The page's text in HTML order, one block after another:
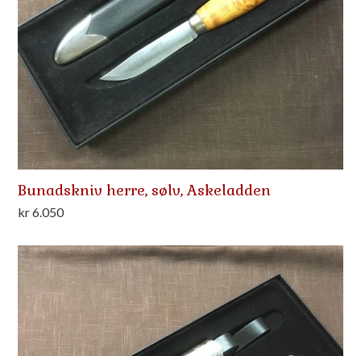
Bunadskniv herre, sølv, Askeladden
kr6.050